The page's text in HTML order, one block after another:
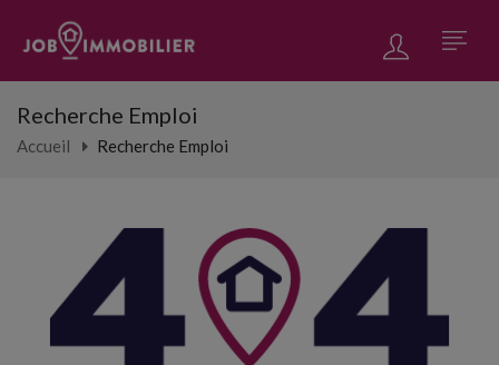
Recherche Emploi
Accueil Recherche Emploi